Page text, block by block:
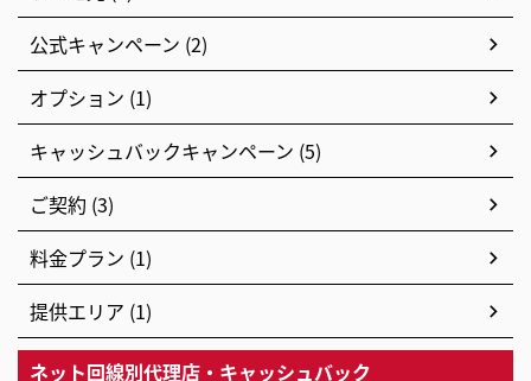
公式キャンペーン (2)
オプション (1)
キャッシュバックキャンペーン (5)
ご契約 (3)
料金プラン (1)
提供エリア (1)
ネット回線別代理店・キャッシュバック